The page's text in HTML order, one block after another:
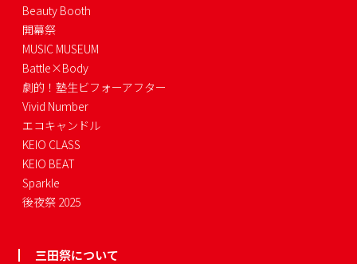
Beauty Booth
開幕祭
MUSIC MUSEUM
Battle×Body
劇的！塾生ビフォーアフター
Vivid Number
エコキャンドル
KEIO CLASS
KEIO BEAT
Sparkle
後夜祭 2025
三田祭について